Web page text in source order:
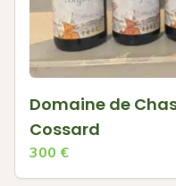
Domaine de
Cossard
300 €